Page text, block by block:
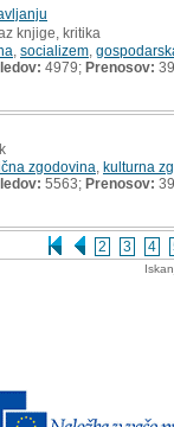
2 3 4
knjige, kritika
socializem
4979; Prenosov: 39
zgodovina kulturna
5563; Prenosov: 39